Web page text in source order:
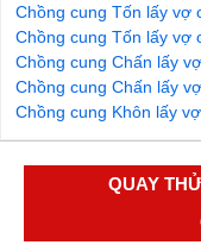
Chồng cung Tốn lấy vợ
Chồng cung Tốn lấy vợ
Chồng cung Chấn lấy
Chồng cung Chấn lấy
Chồng cung Khôn lấy
QUAY